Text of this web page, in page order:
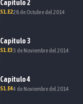
Capitulo2
S1.E228 de Octubre del 2014
Capitulo3
S1.E33 de Noviembre del 2014
Capitulo4
S1.E44 de Noviembre del 2014